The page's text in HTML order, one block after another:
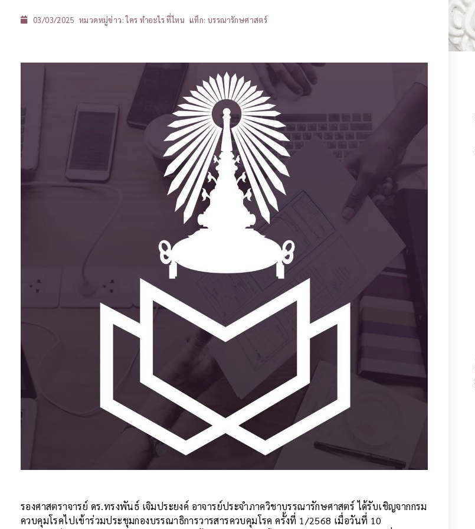
03/03/2025 หมวดหมู่ข่าว:ใคร ทำอะไร ที่ไหน แท็ก: บรรณารักษศาสตร์
รองศาสตราจารย์ ดร.ทรงพันธ์ เจิมประยงค์ อาจารย์ประจำภาควิชาบรรณารักษศาสตร์ ได้รับเชิญจากกรม
ควบคุมโรคไปเข้าร่วมประชุมกองบรรณาธิการวารสารควบคุมโรค ครั้งที่ 1/2568 เมื่อวันที่ 10